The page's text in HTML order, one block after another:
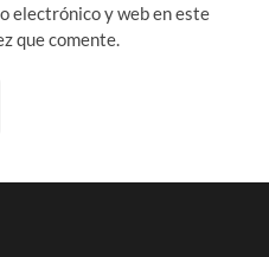
electrónico y web en este
que comente.